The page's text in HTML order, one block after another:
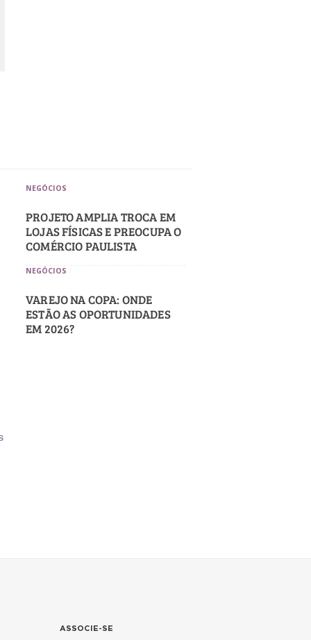
NEGÓCIOS
PROJETO AMPLIA TROCA EM
LOJAS FÍSICAS E PREOCUPA O
COMÉRCIO PAULISTA
NEGÓCIOS
VAREJO NA COPA: ONDE
ESTÃO AS OPORTUNIDADES
EM 2026?
ASSOCIE-SE